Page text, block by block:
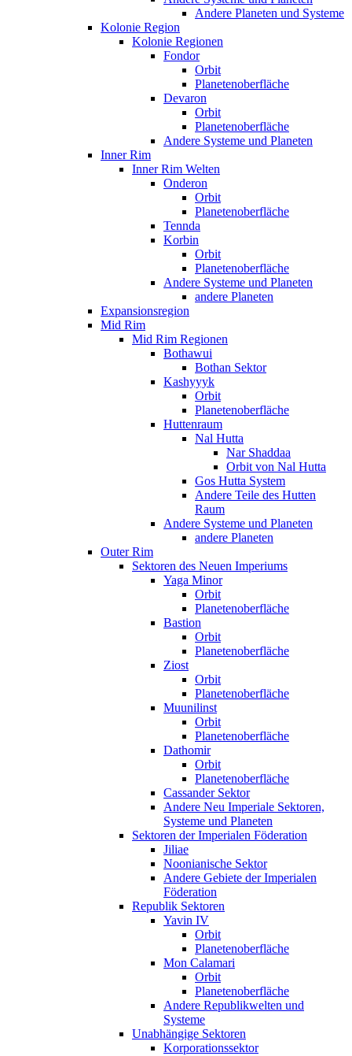
Andere Planeten und Systeme
Kolonie Region
Kolonie Regionen
Fondor
Orbit
Planetenoberfläche
Devaron
Orbit
Planetenoberfläche
Andere Systeme und Planeten
Inner Rim
Inner Rim Welten
Onderon
Orbit
Planetenoberfläche
Tennda
Korbin
Orbit
Planetenoberfläche
Andere Systeme und Planeten
andere Planeten
Expansionsregion
Mid Rim
Mid Rim Regionen
Bothawui
Bothan Sektor
Kashyyyk
Orbit
Planetenoberfläche
Huttenraum
Nal Hutta
Nar Shaddaa
Orbit von Nal Hutta
Gos Hutta System
Andere Teile des Hutten
Raum
Andere Systeme und Planeten
andere Planeten
Outer Rim
Sektoren des Neuen Imperiums
Yaga Minor
Orbit
Planetenoberfläche
Bastion
Orbit
Planetenoberfläche
Ziost
Orbit
Planetenoberfläche
Muunilinst
Orbit
Planetenoberfläche
Dathomir
Orbit
Planetenoberfläche
Cassander Sektor
Andere Neu Imperiale Sektoren,
Systeme und Planeten
Sektoren der Imperialen Föderation
Jiliae
Noonianische Sektor
Andere Gebiete der Imperialen
Föderation
Republik Sektoren
Yavin IV
Orbit
Planetenoberfläche
Mon Calamari
Orbit
Planetenoberfläche
Andere Republikwelten und
Systeme
Unabhängige Sektoren
Korporationssektor